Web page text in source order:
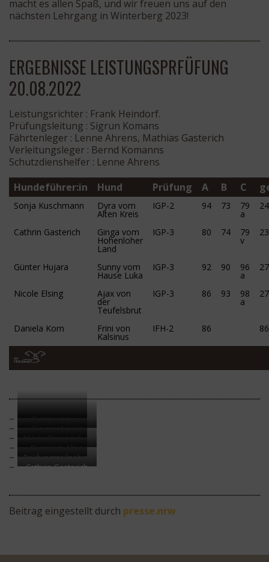
macht es allen Spaß, und wir freuen uns auf den
nächsten Lehrgang in Winterberg 2023!
ERGEBNISSE LEISTUNGSPRFÜFUNG
20.08.2022
Leistungsrichter : Frank Heindorf.
Prüfungsleitung : Sigrun Komans
Fährtenleger : Lenne Ahrens, Mathias Gasterich
Verleitungsleger : Bernd Komanns
Schutzdienshelfer : Lenne Ahrens
Hundeführer:in
Hund Prüfung A B C
Sonja Kuschmann Dyra vom
Alten Kreis
IGP-2 94 73 79
a
Cathrin Gasterich Ginga vom
Hohenloher
Land
IGP-3 80 74 79
v
Günter Hujara Sunny vom
Hause Luka
IGP-3 92 90 96
a
Nicole Elsing Ajax von
der
Teufelsbrut
IGP-3 86 93 98
a
Daniela Korn Frini von
Kalsinus
IFH-2 86
Teufelsbrut
Kreis
Prüfungsteilnehmer
Cathrin Gasterich
Beitrag eingestellt durch presse.nrw